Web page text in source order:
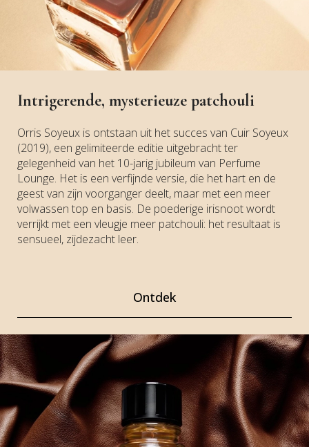
Intrigerende, mysterieuze patchouli
Orris Soyeux is ontstaan uit het succes van Cuir Soyeux
(2019), een gelimiteerde editie uitgebracht ter
gelegenheid van het 10-jarig jubileum van Perfume
Lounge. Het is een verfijnde versie, die het hart en de
geest van zijn voorganger deelt, maar met een meer
volwassen top en basis. De poederige irisnoot wordt
verrijkt met een vleugje meer patchouli: het resultaat is
sensueel, zijdezacht leer.
Ontdek